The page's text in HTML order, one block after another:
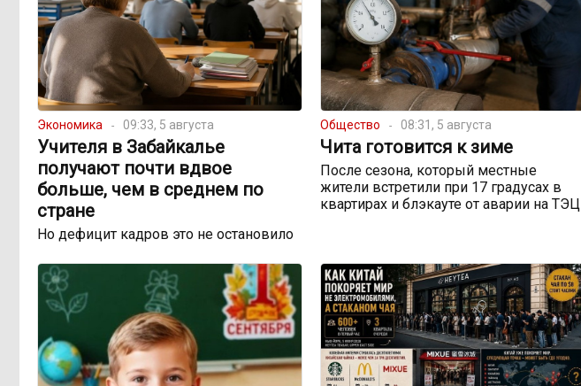
Экономика 09:33, 5 августа
Учителя в Забайкалье
получают почти вдвое
больше, чем в среднем по
стране
Но дефицит кадров это не остановило
Общество 08:31, 5 августа
Чита готовится к зиме
После сезона, который местные
жители встретили при 17 градусах в
квартирах и блэкауте от аварии на ТЭЦ